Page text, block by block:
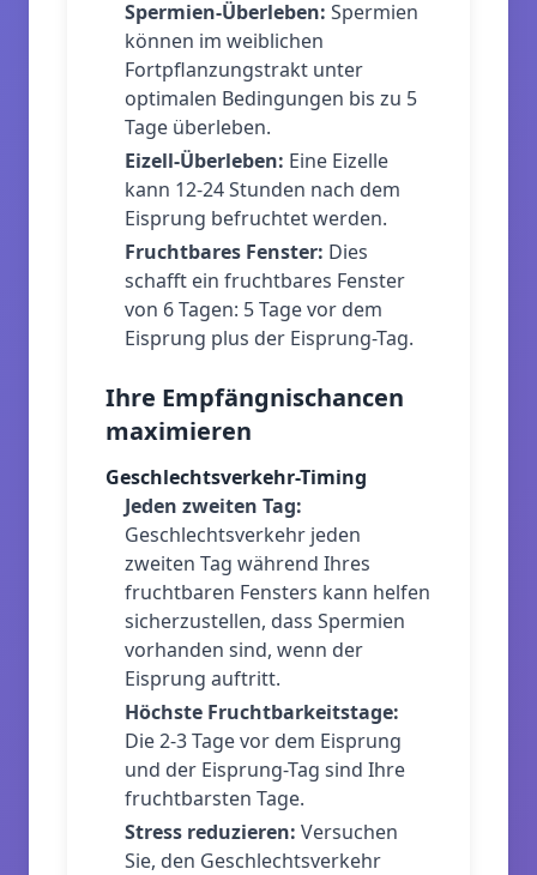
Spermien-Überleben: Spermien
können im weiblichen
Fortpflanzungstrakt unter
optimalen Bedingungen bis zu 5
Tage überleben.
Eizell-Überleben: Eine Eizelle
kann 12-24 Stunden nach dem
Eisprung befruchtet werden.
Fruchtbares Fenster: Dies
schafft ein fruchtbares Fenster
von 6 Tagen: 5 Tage vor dem
Eisprung plus der Eisprung-Tag.
Ihre Empfängnischancen
maximieren
Geschlechtsverkehr-Timing
Jeden zweiten Tag:
Geschlechtsverkehr jeden
zweiten Tag während Ihres
fruchtbaren Fensters kann helfen
sicherzustellen, dass Spermien
vorhanden sind, wenn der
Eisprung auftritt.
Höchste Fruchtbarkeitstage:
Die 2-3 Tage vor dem Eisprung
und der Eisprung-Tag sind Ihre
fruchtbarsten Tage.
Stress reduzieren: Versuchen
Sie, den Geschlechtsverkehr